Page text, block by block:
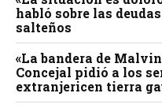
habló sobre las
salteños
«La bandera de
Concejal pidió a los
extranjericen tierra